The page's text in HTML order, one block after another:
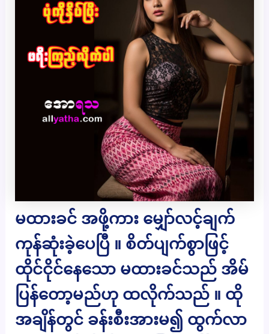
မထားခင် အဖို့ကား မျှော်လင့်ချက်
ကုန်ဆုံးခဲ့ပေပြီ ။ စိတ်ပျက်စွာဖြင့်
ထိုင်ငိုင်နေသော မထားခင်သည် အိမ်
ပြန်တော့မည်ဟု ထလိုက်သည် ။ ထို
အချိန်တွင် ခန်းစီးအားမ၍ ထွက်လာ